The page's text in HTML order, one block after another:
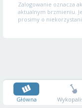
Zalogowanie oznacza
aktualnym brzmieniu.
prosimy o
Główna